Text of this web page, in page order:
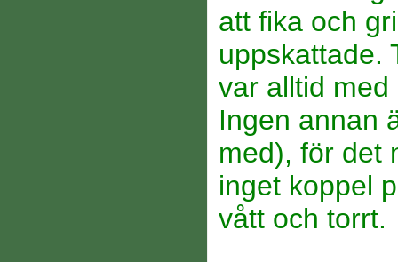
att fika och
uppskattade.
var alltid
Ingen annan
med), för det
inget koppel
vått och torrt.